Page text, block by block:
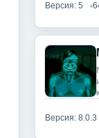
Версия: 5
Версия: 8.0.3